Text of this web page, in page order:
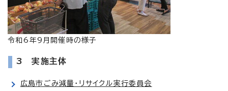
令和6年9月開催時の様子
3 実施主体
広島市ごみ減量・リサイクル実行委員会